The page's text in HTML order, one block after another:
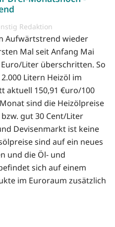
Redaktion
Aufwärtstrend wieder
Mal seit Anfang Mai
Liter überschritten. So
Litern Heizöl im
aktuell 150,91 €uro/100
sind die Heizölpreise
gut 30 Cent/Liter
Devisenmarkt ist keine
sind auf ein neues
und die Öl- und
sich auf einem
im Euroraum zusätzlich